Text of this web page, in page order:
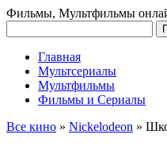
Фильмы, Мультфильмы
Главная
Мультсериалы
Мультфильмы
Фильмы и Сериалы
Все кино » Nickelodeon »